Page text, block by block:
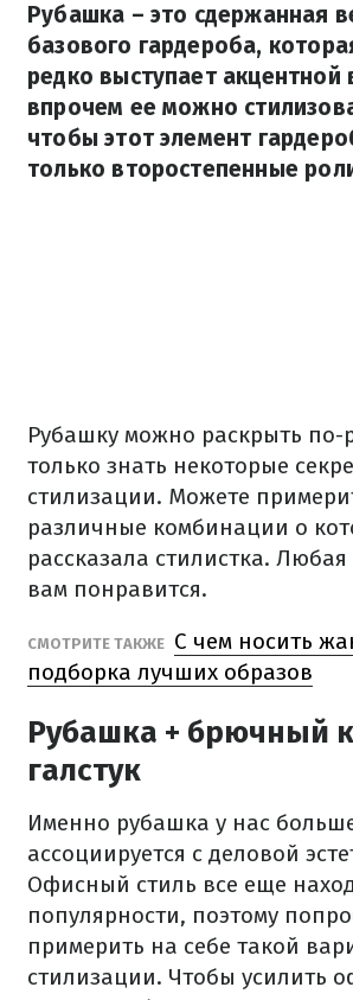
Рубашка – это сдержанная
базового гардероба,
редко выступает акцентной
впрочем ее можно
чтобы этот элемент
только второстепенные
Рубашку можно раскрыть по-
только знать некоторые
стилизации. Можете
различные комбинации о
рассказала стилистка.
вам понравится.
СМОТРИТЕ ТАКЖЕ С чем носить
подборка лучших образов
Рубашка + брючный
галстук
Именно рубашка у нас
ассоциируется с деловой
Офисный стиль все еще
популярности, поэтому
примерить на себе такой
стилизации. Чтобы усилить